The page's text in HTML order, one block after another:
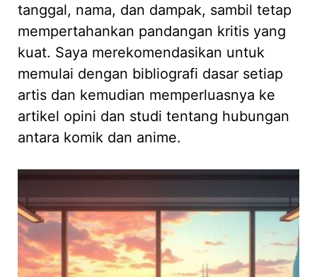
tanggal, nama, dan dampak, sambil tetap
mempertahankan pandangan kritis yang
kuat. Saya merekomendasikan untuk
memulai dengan bibliografi dasar setiap
artis dan kemudian memperluasnya ke
artikel opini dan studi tentang hubungan
antara komik dan anime.